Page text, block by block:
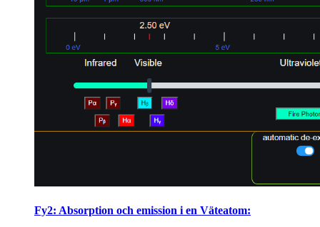
Fy2: Absorption och emission i en Väteatom: